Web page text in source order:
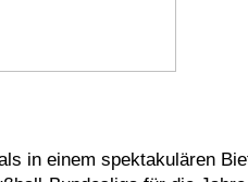
in einem spektakulären